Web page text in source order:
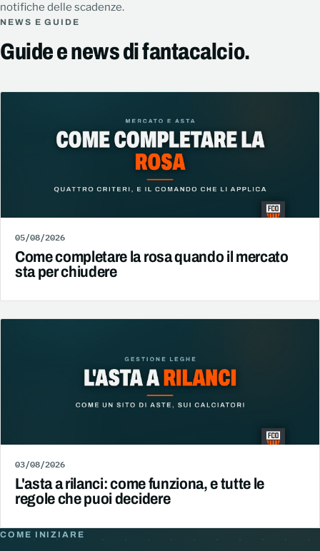
notifiche delle scadenze.
NEWS E GUIDE
Guide e news di fantacalcio.
05/08/2026
Come completare la rosa quando il mercato
sta per chiudere
03/08/2026
L'asta a rilanci: come funziona, e tutte le
regole che puoi decidere
COME INIZIARE